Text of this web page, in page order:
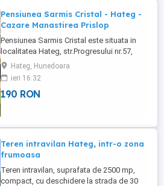
Pensiunea Sarmis Cristal - Hateg -
Cazare Manastirea Prislop
Pensiunea Sarmis Cristal este situata in
localitatea Hateg, str.Progresului nr.57,
Jud. Hunedoara , la 1km de centrul
orasului si la 12 km de Manastirea Prislop
Arsenie Boca, intr-un cadru natural
deosebit si inconjurata de frumusetea
Hateg, Hunedoara
ieri 16:32
190 RON
Teren intravilan Hateg, intr-o zona
frumoasa
Teren intravilan, suprafata de 2500 mp,
compact, cu deschidere la strada de 30